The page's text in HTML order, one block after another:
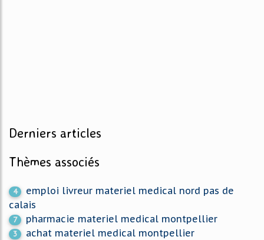
Derniers articles
Thèmes associés
4
emploi livreur materiel medical nord pas de
calais
7 pharmacie materiel medical montpellier
3 achat materiel medical montpellier